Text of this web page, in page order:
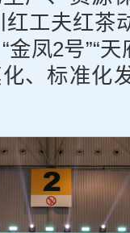
工夫红茶
凤2号”“
、标准化